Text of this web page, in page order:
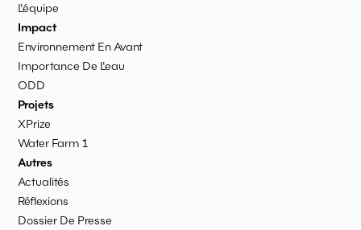
L'équipe
Impact
Environnement En Avant
Importance De L'eau
ODD
Projets
XPrize
Water Farm 1
Autres
Actualités
Réflexions
Dossier De Presse